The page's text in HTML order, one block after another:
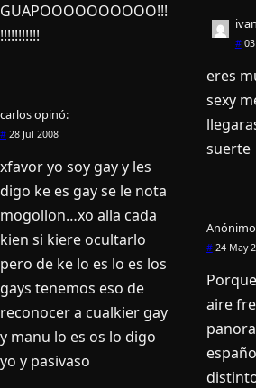
GUAPOOOOOOOOOO!!!
!!!!!!!!!!!
carlosopinó:
# 28 Jul 2008
xfavor yo soy gay y les
digo ke es gay se le nota
mogollon…xo alla cada
kien si kiere ocultarlo
pero de ke lo es lo es los
gays tenemos eso de
reconocer a cualkier gay
y manu lo es os lo digo
yo y pasivaso
#03
eres
sexy
suerte
Anónimo
#24 May
aire